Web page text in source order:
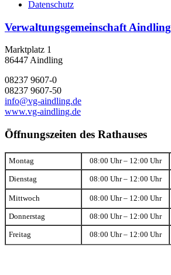
Datenschutz
Verwaltungsgemeinschaft Aindling
Marktplatz 1
86447 Aindling
08237 9607-0
08237 9607-50
info@vg-aindling.de
www.vg-aindling.de
Öffnungszeiten des Rathauses
Montag 08:00 Uhr – 12:00 Uhr
Dienstag 08:00 Uhr – 12:00 Uhr
Mittwoch 08:00 Uhr – 12:00 Uhr
Donnerstag 08:00 Uhr – 12:00 Uhr
Freitag 08:00 Uhr – 12:00 Uhr